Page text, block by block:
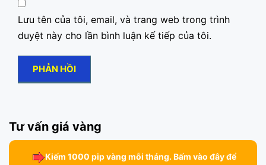
Lưu tên của tôi, email, và trang web trong trình
duyệt này cho lần bình luận kế tiếp của tôi.
Tư vấn giá vàng
Kiếm 1000 pip vàng mỗi tháng. Bấm vào đây để